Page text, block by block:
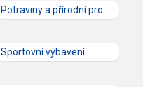
Sportovní vybavení